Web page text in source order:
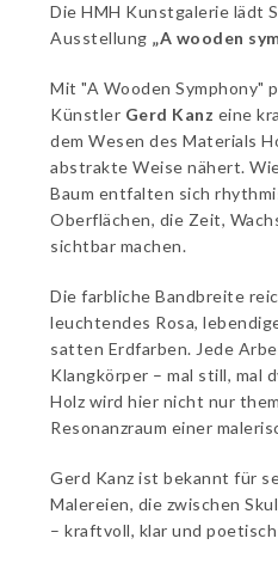
Die HMH Kunstgalerie lädt
Ausstellung „A wooden
Mit "A Wooden Symphony"
Künstler Gerd Kanz eine
dem Wesen des Materials
abstrakte Weise nähert.
Baum entfalten sich
Oberflächen, die Zeit,
sichtbar machen.
Die farbliche Bandbreite
leuchtendes Rosa,
satten Erdfarben. Jede
Klangkörper – mal still, mal
Holz wird hier nicht nur
Resonanzraum einer
Gerd Kanz ist bekannt für
Malereien, die zwischen
– kraftvoll, klar und